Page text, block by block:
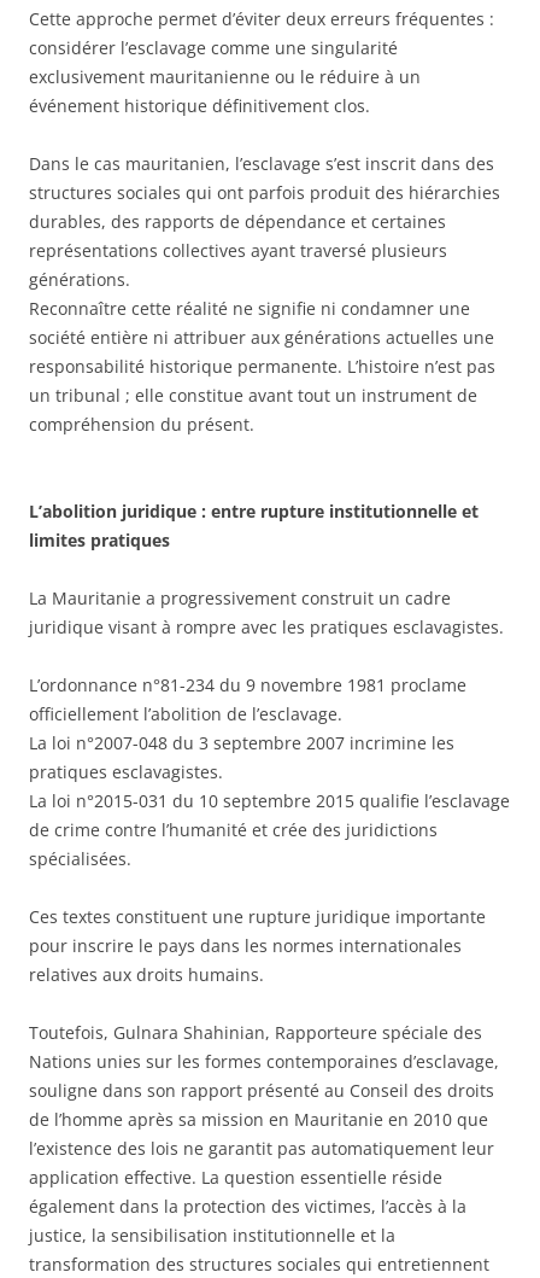
Cette approche permet d’éviter deux erreurs fréquentes :
considérer l’esclavage comme une singularité
exclusivement mauritanienne ou le réduire à un
événement historique définitivement clos.
Dans le cas mauritanien, l’esclavage s’est inscrit dans des
structures sociales qui ont parfois produit des hiérarchies
durables, des rapports de dépendance et certaines
représentations collectives ayant traversé plusieurs
générations.
Reconnaître cette réalité ne signifie ni condamner une
société entière ni attribuer aux générations actuelles une
responsabilité historique permanente. L’histoire n’est pas
un tribunal ; elle constitue avant tout un instrument de
compréhension du présent.
L’abolition juridique : entre rupture institutionnelle et
limites pratiques
La Mauritanie a progressivement construit un cadre
juridique visant à rompre avec les pratiques esclavagistes.
L’ordonnance n°81-234 du 9 novembre 1981 proclame
officiellement l’abolition de l’esclavage.
La loi n°2007-048 du 3 septembre 2007 incrimine les
pratiques esclavagistes.
La loi n°2015-031 du 10 septembre 2015 qualifie l’esclavage
de crime contre l’humanité et crée des juridictions
spécialisées.
Ces textes constituent une rupture juridique importante
pour inscrire le pays dans les normes internationales
relatives aux droits humains.
Toutefois, Gulnara Shahinian, Rapporteure spéciale des
Nations unies sur les formes contemporaines d’esclavage,
souligne dans son rapport présenté au Conseil des droits
de l’homme après sa mission en Mauritanie en 2010 que
l’existence des lois ne garantit pas automatiquement leur
application effective. La question essentielle réside
également dans la protection des victimes, l’accès à la
justice, la sensibilisation institutionnelle et la
transformation des structures sociales qui entretiennent